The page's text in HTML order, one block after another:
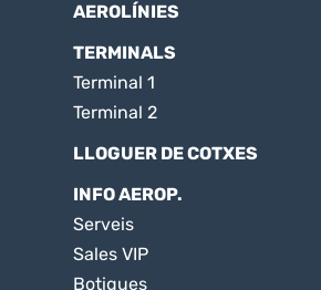
AEROLÍNIES
TERMINALS
Terminal 1
Terminal 2
LLOGUER DE COTXES
INFO AEROP.
Serveis
Sales VIP
Botigues